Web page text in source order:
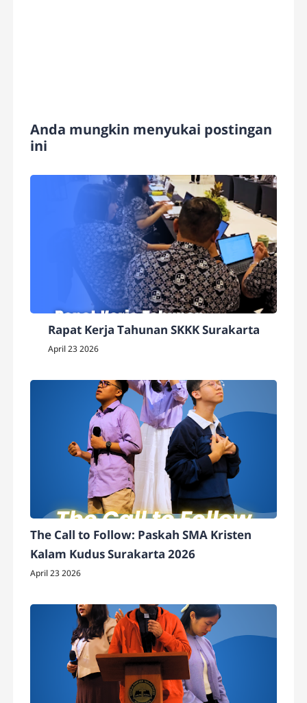
Anda mungkin menyukai postingan
ini
Rapat Kerja Tahunan SKKK Surakarta
April 23 2026
The Call to Follow: Paskah SMA Kristen
Kalam Kudus Surakarta 2026
April 23 2026